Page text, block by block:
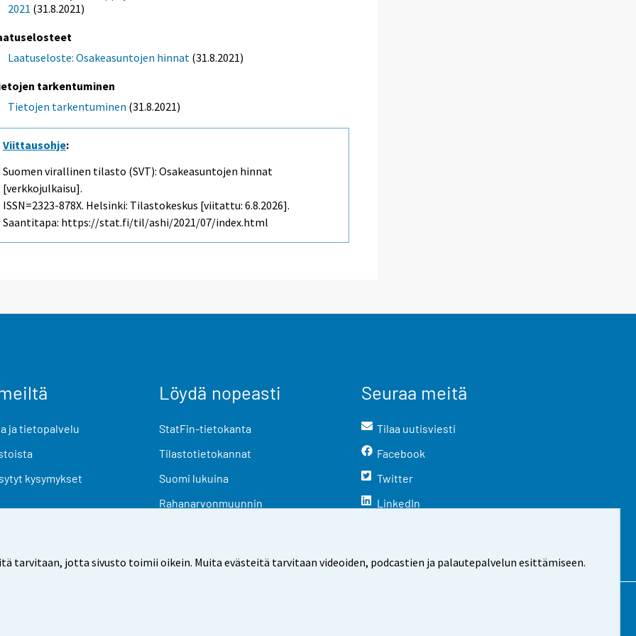
tarvitaan, jotta sivusto toimii oikein. Muita evästeitä tarvitaan videoiden, podcastien ja palautepalvelun esittämiseen.
2021 (31.8.2021)
Laatuseloste: Osakeasuntojen hinnat (31.8.2021)
tarkentuminen
Tietojen tarkentuminen (31.8.2021)
Viittausohje:
Suomen virallinen tilasto (SVT): Osakeasuntojen hinnat
[verkkojulkaisu].
ISSN=2323-878X. Helsinki: Tilastokeskus [viitattu: 6.8.2026].
Saantitapa: https://stat.fi/til/ashi/2021/07/index.html
ja tietopalvelu
kysymykset
Löydä nopeasti
StatFin-tietokanta
Tilastotietokannat
Suomi lukuina
Rahanarvonmuunnin
Seuraa meitä
Tilaa uutisviesti
Facebook
Twitter
LinkedIn